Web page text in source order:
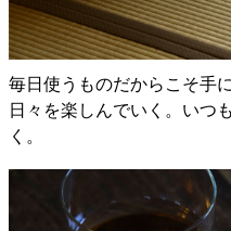
毎日使うものだからこそ手
日々を楽しんでいく。いつ
く。